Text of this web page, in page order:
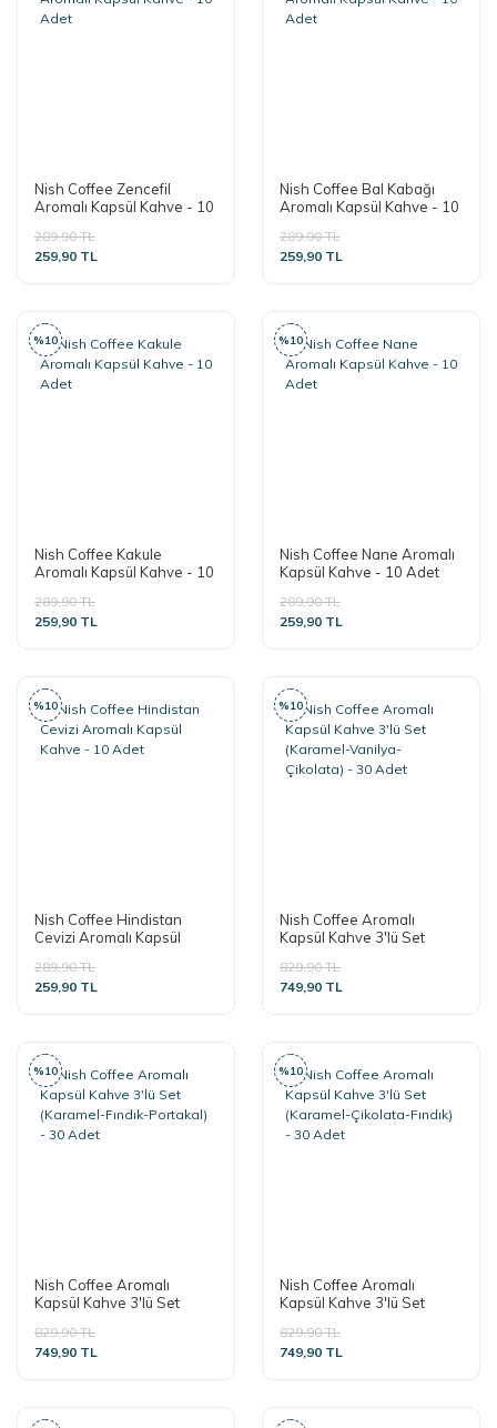
Nish Coffee Zencefil
Aromalı Kapsül Kahve - 10
289,90 TL
259,90 TL
Nish Coffee Bal Kabağı
Aromalı Kapsül Kahve - 10
289,90 TL
259,90 TL
%10
Nish Coffee Kakule
Aromalı Kapsül Kahve - 10
289,90 TL
259,90 TL
%10
Nish Coffee Nane Aromalı
Kapsül Kahve - 10 Adet
289,90 TL
259,90 TL
%10
Nish Coffee Hindistan
Cevizi Aromalı Kapsül
289,90 TL
259,90 TL
%10
Nish Coffee Aromalı
Kapsül Kahve 3'lü Set
- 30 Adet
829,90 TL
749,90 TL
%10
Nish Coffee Aromalı
Kapsül Kahve 3'lü Set
- 30 Adet
829,90 TL
749,90 TL
%10
Nish Coffee Aromalı
Kapsül Kahve 3'lü Set
- 30 Adet
829,90 TL
749,90 TL